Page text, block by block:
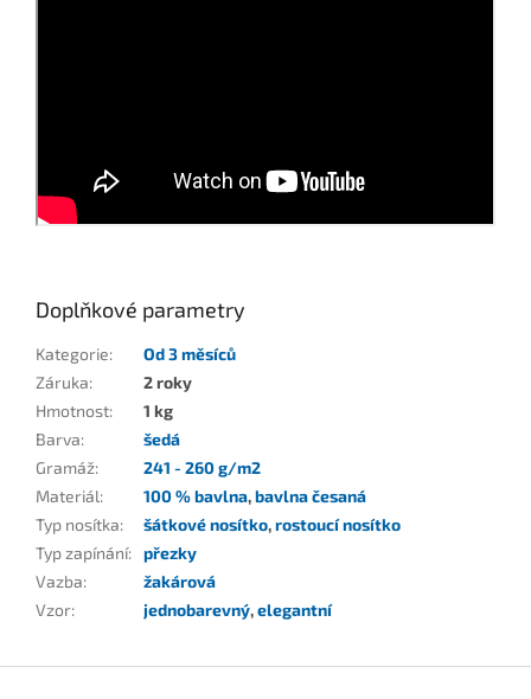
Doplňkové parametry
Kategorie:
Od 3 měsíců
Záruka:
2 roky
Hmotnost:
1 kg
Barva:
šedá
Gramáž:
241 - 260 g/m2
Materiál: 100 % bavlna,bavlna česaná
Typ nosítka: šátkové nosítko,rostoucí nosítko
Typ zapínání: přezky
Vazba:
žakárová
Vzor: jednobarevný,elegantní